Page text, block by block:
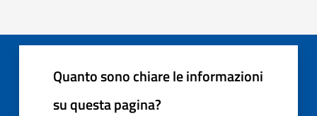
Quanto sono chiare le informazioni
su questa pagina?